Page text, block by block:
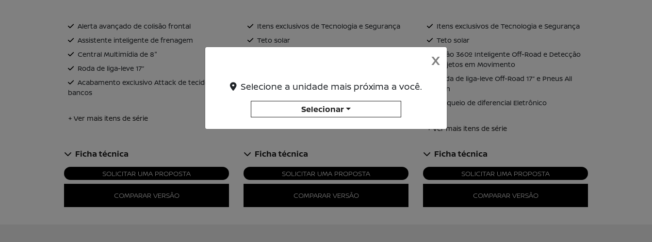
Alerta avançado de colisão frontal
Assistente inteligente de frenagem
Central Multimídia de 8"
Roda de liga-leve 17’’
Acabamento exclusivo Attack de tecido nos
bancos
+ Ver mais itens de série
Ficha técnica
SOLICITAR UMA PROPOSTA
COMPARAR VERSÃO
Itens exclusivos de Tecnologia e Segurança
Teto solar
Retrovisor interno eletrocrômico
+ Ver mais itens de série
Ficha técnica
SOLICITAR UMA PROPOSTA
COMPARAR VERSÃO
Itens exclusivos de Tecnologia e Segurança
Teto solar
Visão 360º Inteligente Off-Road e Detecção
de Objetos em Movimento
Roda de liga-leve Off-Road 17’’ e Pneus All
Terrain
Bloqueio de diferencial Eletrônico
+ Ver mais itens de série
Ficha técnica
SOLICITAR UMA PROPOSTA
COMPARAR VERSÃO
X
Selecione a unidade mais próxima a você.
Selecionar